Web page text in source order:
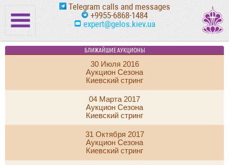
Telegram calls and messages
+9955-6868-1484
expert@gelos.kiev.ua
БЛИЖАЙШИЕ АУКЦИОНЫ
30 Июля 2016
Аукцион Сезона
Киевский стринг
04 Марта 2017
Аукцион Сезона
Киевский стринг
31 Октября 2017
Аукцион Сезона
Киевский стринг